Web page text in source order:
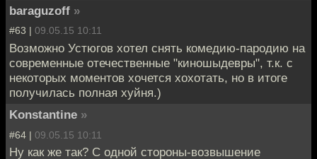
baraguzoff »
#63 | 09.05.15 10:11
Возможно Устюгов хотел снять комедию-пародию на
современные отечественные "киношыдевры", т.к. с
некоторых моментов хочется хохотать, но в итоге
получилась полная хуйня.)
Konstantine »
#64 | 09.05.15 10:11
Ну как же так? С одной стороны-возвышение